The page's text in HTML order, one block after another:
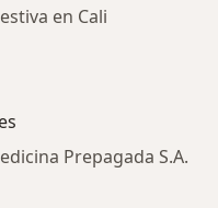
en Cali
Prepagada S.A.